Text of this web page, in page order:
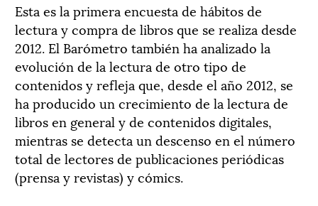
Esta es la primera encuesta de hábitos de
lectura y compra de libros que se realiza desde
2012. El Barómetro también ha analizado la
evolución de la lectura de otro tipo de
contenidos y refleja que, desde el año 2012, se
ha producido un crecimiento de la lectura de
libros en general y de contenidos digitales,
mientras se detecta un descenso en el número
total de lectores de publicaciones periódicas
(prensa y revistas) y cómics.